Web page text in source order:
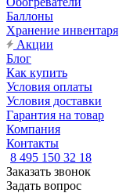
Баллоны
Хранение инвентаря
Акции
Блог
Как купить
Условия оплаты
Условия доставки
Гарантия на товар
Компания
Контакты
8 495 150 32 18
Заказать звонок
Задать вопрос